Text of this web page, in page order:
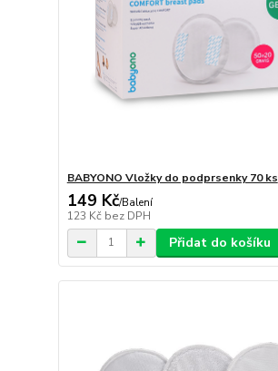
BABYONO Vložky do podprsenky 70 ks
149 Kč/Balení
123 Kč bez DPH
Přidat do košíku